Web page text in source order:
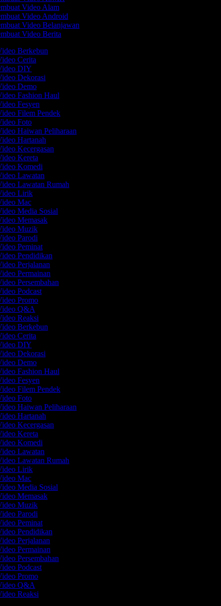
Video Alam
Video Android
Video Belanjawan
Video Berita
Berkebun
Cerita
DIY
Dekorasi
Demo
Fashion Haul
Fesyen
Filem Pendek
Foto
Haiwan Peliharaan
Hartanah
Kecergasan
Kereta
Komedi
Lawatan
Lawatan Rumah
Lirik
Mac
Media Sosial
Memasak
Muzik
Parodi
Peminat
Pendidikan
Perjalanan
Permainan
Persembahan
Podcast
Promo
Q&A
Reaksi
Berkebun
Cerita
DIY
Dekorasi
Demo
Fashion Haul
Fesyen
Filem Pendek
Foto
Haiwan Peliharaan
Hartanah
Kecergasan
Kereta
Komedi
Lawatan
Lawatan Rumah
Lirik
Mac
Media Sosial
Memasak
Muzik
Parodi
Peminat
Pendidikan
Perjalanan
Permainan
Persembahan
Podcast
Promo
Q&A
Reaksi